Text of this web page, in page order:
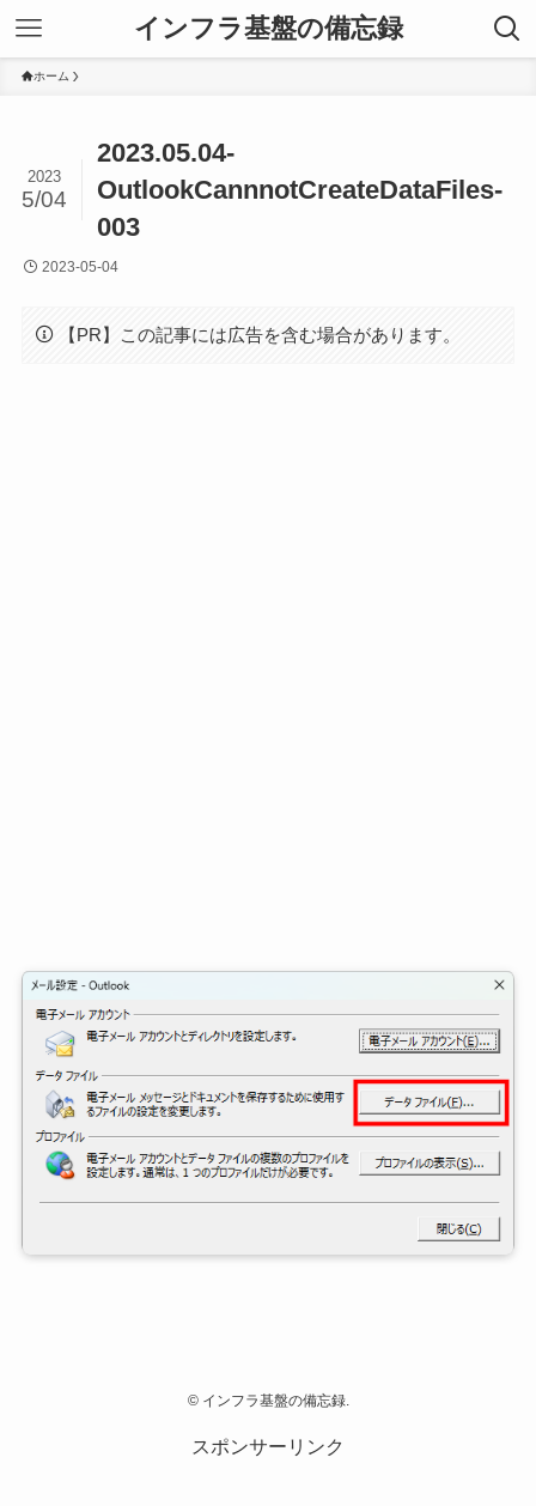
インフラ基盤の備忘録
ホーム
2023.05.04-
OutlookCannnotCreateDataFiles-
003
2023
5/04
2023-05-04
【PR】この記事には広告を含む場合があります。
©インフラ基盤の備忘録.
スポンサーリンク